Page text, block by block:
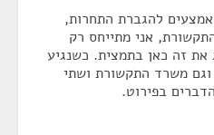
להגברת התחרות,
אני מתייחס רק
את זה כאן בתמצית. כשנגיע
משרד התקשורת ושתי
בפירוט.